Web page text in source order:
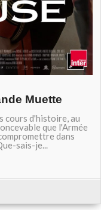
Muette
cours d'histoire, au
que l'Armée
dans
sais-je...